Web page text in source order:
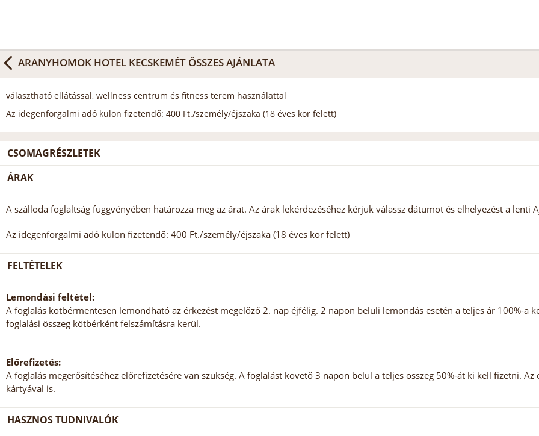
ARANYHOMOK HOTEL KECSKEMÉT ÖSSZES AJÁNLATA
választható ellátással, wellness centrum és fitness terem használattal
Az idegenforgalmi adó külön fizetendő: 400 Ft./személy/éjszaka (18 éves kor felett)
CSOMAGRÉSZLETEK
ÁRAK
A szálloda foglaltság függvényében határozza meg az árat. Az árak lekérdezéséhez kérjük válassz dátumot és elhelyezést a lenti
Az idegenforgalmi adó külön fizetendő: 400 Ft./személy/éjszaka (18 éves kor felett)
FELTÉTELEK
Lemondási feltétel:
A foglalás kötbérmentesen lemondható az érkezést megelőző 2. nap éjfélig. 2 napon belüli lemondás esetén a teljes ár 100%-a
foglalási összeg kötbérként felszámításra kerül.
Előrefizetés:
A foglalás megerősítéséhez előrefizetésére van szükség. A foglalást követő 3 napon belül a teljes összeg 50%-át ki kell fizetni.
kártyával is.
HASZNOS TUDNIVALÓK